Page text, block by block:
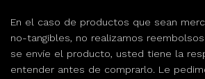
En el caso de productos que sean
no-tangibles, no realizamos
se envíe el producto, usted tiene la
entender antes de comprarlo. Le